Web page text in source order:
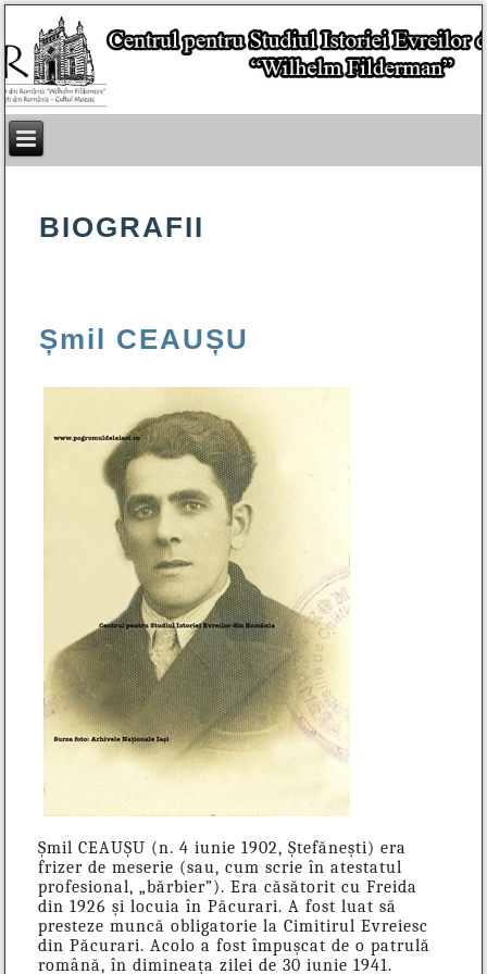
BIOGRAFII
Șmil CEAUȘU
Șmil CEAUȘU (n. 4 iunie 1902, Ștefănești) era
frizer de meserie (sau, cum scrie în atestatul
profesional, „bărbier”). Era căsătorit cu Freida
din 1926 și locuia în Păcurari. A fost luat să
presteze muncă obligatorie la Cimitirul Evreiesc
din Păcurari. Acolo a fost împușcat de o patrulă
română, în dimineața zilei de 30 iunie 1941.